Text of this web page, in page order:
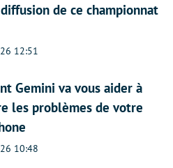
de ce championnat
12:51
Gemini va vous aider à
les problèmes de votre
10:48